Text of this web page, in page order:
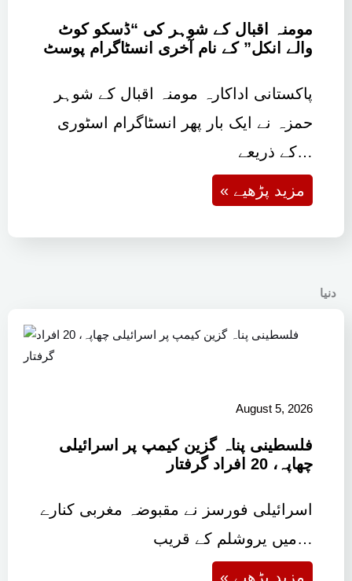
مومنہ اقبال کے شوہر کی “ڈسکو کوٹ
والے انکل” کے نام آخری انسٹاگرام پوسٹ
پاکستانی اداکارہ مومنہ اقبال کے شوہر
حمزہ نے ایک بار پھر انسٹاگرام اسٹوری
کے ذریعے…
« مزید پڑھیے
دنیا
August 5, 2026
فلسطینی پناہ گزین کیمپ پر اسرائیلی
چھاپہ، 20 افراد گرفتار
اسرائیلی فورسز نے مقبوضہ مغربی کنارے
میں یروشلم کے قریب…
« مزید پڑھیے